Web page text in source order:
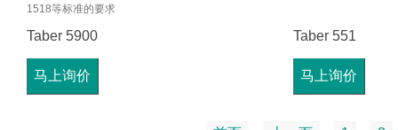
1518等标准的要求
Taber 5900
马上询价
Taber 551
马上询价